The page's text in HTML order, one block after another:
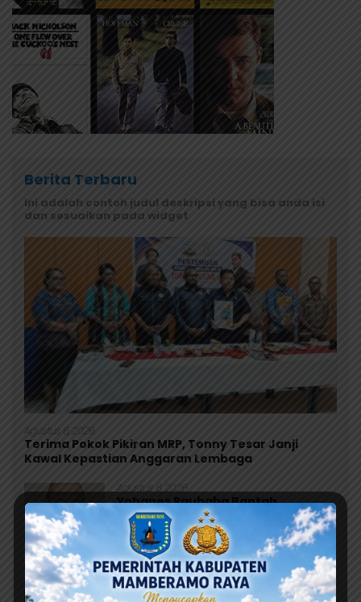
Berita Terbaru
Ini adalah contoh judul deskripsi yang bisa anda isi
dan sesuaikan pada widget
Agustus 6, 2026
Terima Pokok Pikiran MRP, Tonny Tesar Janji
Kawal Kepastian Anggaran Lembaga
Agustus 6, 2026
Yohanes Raubaba Bantah
Tudingan Bupati Yapen, Ingatkan
Pemimpin Fokus Urus Kepentingan
Rakyat
Agustus 5, 2026
DPR Papua Desak Investigasi
Tuntas Kasus Dugaan Keracunan